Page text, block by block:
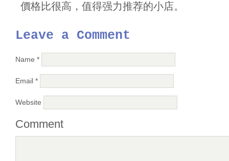
價格比很高，值得强力推荐的小店。
Leave a Comment
Name *
Email *
Website
Comment